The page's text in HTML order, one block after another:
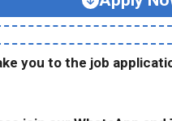
you to the job